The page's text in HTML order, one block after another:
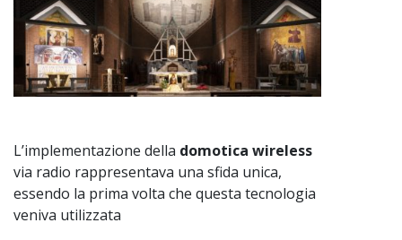
L’implementazione della domotica wireless
via radio rappresentava una sfida unica,
essendo la prima volta che questa tecnologia
veniva utilizzata